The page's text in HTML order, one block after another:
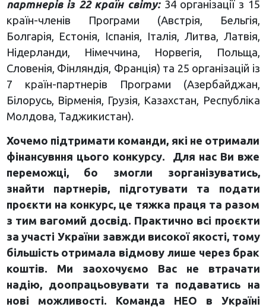
партнерів із 22 країн світу:34 організації з 15
країн-членів Програми (Австрія, Бельгія,
Болгарія, Естонія, Іспанія, Італія, Литва, Латвія,
Нідерланди, Німеччина, Норвегія, Польща,
Словенія, Фінляндія, Франція) та 25 організацій із
7 країн-партнерів Програми (Азербайджан,
Білорусь, Вірменія, Грузія, Казахстан, Республіка
Молдова, Таджикистан).
Хочемо підтримати команди, які не отримали
фінансувння цього конкурсу. Для нас Ви вже
переможці, бо змогли зорганізуватись,
знайти партнерів, підготувати та подати
проєкти на конкурс, це тяжка праця та разом
з тим вагомий досвід. Практично всі проєкти
за участі України завжди високої якості, тому
більшість отримала відмову лише через брак
коштів. Ми заохочуємо Вас не втрачати
надію, доопрацьовувати та подаватись на
нові можливості. Команда НЕО в Україні